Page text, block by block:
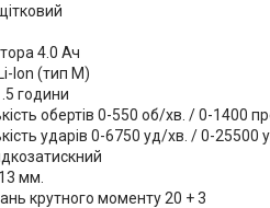
4.0 Ач
Ion (тип М)
години
обертів 0-550 об/хв. / 0-1400
ударів 0-6750 уд/хв. / 0-25500
мм.
крутного моменту 20 + 3